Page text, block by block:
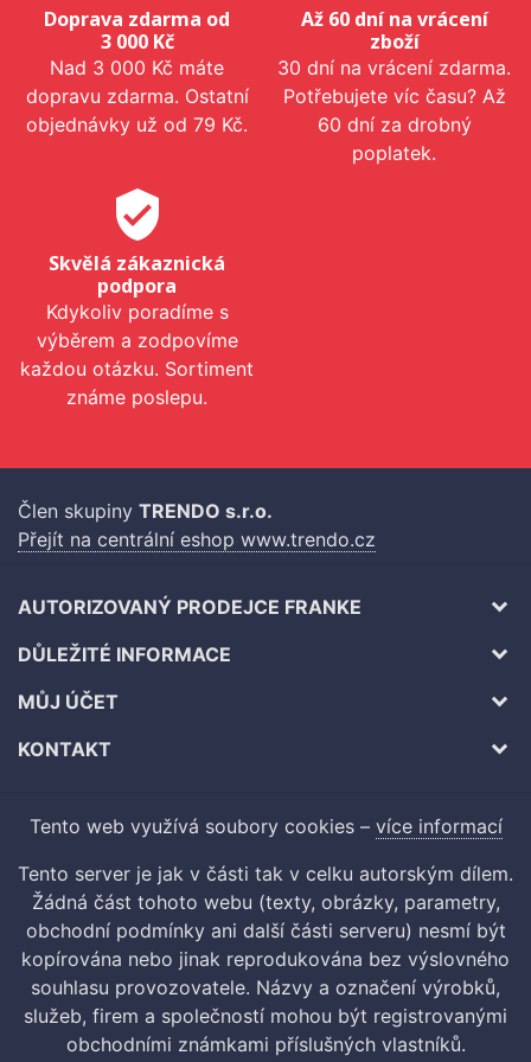
Doprava zdarma od
3 000 Kč
Nad 3 000 Kč máte
dopravu zdarma. Ostatní
objednávky už od 79 Kč.
Až 60 dní na vrácení
zboží
30 dní na vrácení zdarma.
Potřebujete víc času? Až
60 dní za drobný
poplatek.
verified_user
Skvělá zákaznická
podpora
Kdykoliv poradíme s
výběrem a zodpovíme
každou otázku. Sortiment
známe poslepu.
Člen skupiny TRENDO s.r.o.
Přejít na centrální eshop www.trendo.cz
AUTORIZOVANÝ PRODEJCE FRANKE
DŮLEŽITÉ INFORMACE
MŮJ ÚČET
KONTAKT
Tento web využívá soubory cookies – více informací
Tento server je jak v části tak v celku autorským dílem.
Žádná část tohoto webu (texty, obrázky, parametry,
obchodní podmínky ani další části serveru) nesmí být
kopírována nebo jinak reprodukována bez výslovného
souhlasu provozovatele. Názvy a označení výrobků,
služeb, firem a společností mohou být registrovanými
obchodními známkami příslušných vlastníků.